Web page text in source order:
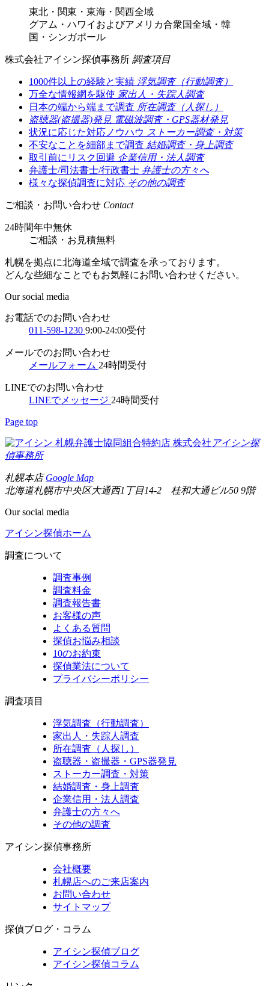
東北・関東・東海・関西全域
グアム・ハワイおよびアメリカ合衆国全域・韓
国・シンガポール
株式会社アイシン探偵事務所 調査項目
1000件以上の経験と実績 浮気調査（行動調査）
万全な情報網を駆使 家出人・失踪人調査
日本の端から端まで調査 所在調査（人探し）
盗聴器(盗撮器)発見 電磁波調査・GPS器材発見
状況に応じた対応ノウハウ ストーカー調査・対策
不安なことを細部まで調査 結婚調査・身上調査
取引前にリスク回避 企業信用・法人調査
弁護士/司法書士/行政書士 弁護士の方々へ
様々な探偵調査に対応 その他の調査
ご相談・お問い合わせ Contact
24時間年中無休
ご相談 ・ お見積無料
札幌を拠点に北海道全域で調査を承っております。
どんな些細なことでもお気軽にお問い合わせください。
Our social media
お電話でのお問い合わせ
011-598-1230 9:00-24:00受付
メールでのお問い合わせ
メールフォーム 24時間受付
LINEでのお問い合わせ
LINEでメッセージ 24時間受付
Page top
札幌弁護士協同組合特約店 株式会社 アイシン探
偵事務所
札幌本店Google Map
北海道札幌市中央区大通西1丁目14-2 桂和大通ビル50 9階
Our social media
アイシン探偵ホーム
調査について
調査事例
調査料金
調査報告書
お客様の声
よくある質問
探偵お悩み相談
10のお約束
探偵業法について
プライバシーポリシー
調査項目
浮気調査（行動調査）
家出人・失踪人調査
所在調査（人探し）
盗聴器・盗撮器・GPS器発見
ストーカー調査・対策
結婚調査・身上調査
企業信用・法人調査
弁護士の方々へ
その他の調査
アイシン探偵事務所
会社概要
札幌店へのご来店案内
お問い合わせ
サイトマップ
探偵ブログ・コラム
アイシン探偵ブログ
アイシン探偵コラム